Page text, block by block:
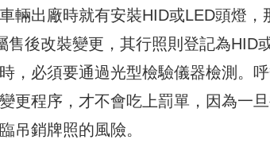
輛出廠時就有安裝HID或LED頭燈
售後改裝變更，其行照則登記為HID
，必須要通過光型檢驗儀器檢測。
更程序，才不會吃上罰單，因為一
吊銷牌照的風險。